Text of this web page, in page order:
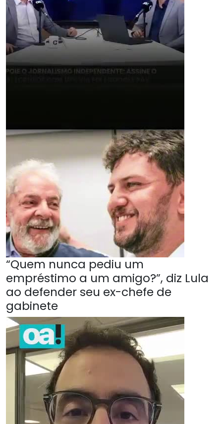
“Quem nunca pediu um
empréstimo a um amigo?”, diz Lula
ao defender seu ex-chefe de
gabinete